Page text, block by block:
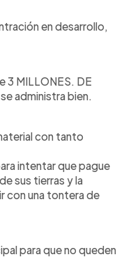
en desarrollo,
3 MILLONES. DE
administra bien.
con tanto
intentar que pague
sus tierras y la
con una tontera de
para que no queden